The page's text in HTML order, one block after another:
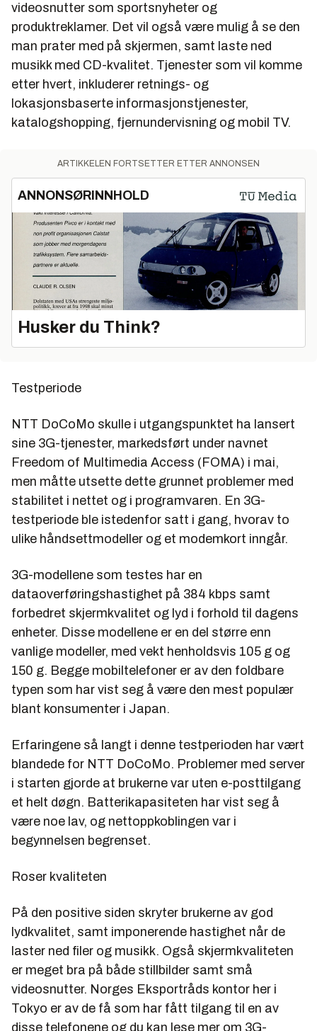
videosnutter som sportsnyheter og
produktreklamer. Det vil også være mulig å se den
man prater med på skjermen, samt laste ned
musikk med CD-kvalitet. Tjenester som vil komme
etter hvert, inkluderer retnings- og
lokasjonsbaserte informasjonstjenester,
katalogshopping, fjernundervisning og mobil TV.
ARTIKKELEN FORTSETTER ETTER ANNONSEN
ANNONSØRINNHOLD
Husker du Think?
Testperiode
NTT DoCoMo skulle i utgangspunktet ha lansert
sine 3G-tjenester, markedsført under navnet
Freedom of Multimedia Access (FOMA) i mai,
men måtte utsette dette grunnet problemer med
stabilitet i nettet og i programvaren. En 3G-
testperiode ble istedenfor satt i gang, hvorav to
ulike håndsettmodeller og et modemkort inngår.
3G-modellene som testes har en
dataoverføringshastighet på 384 kbps samt
forbedret skjermkvalitet og lyd i forhold til dagens
enheter. Disse modellene er en del større enn
vanlige modeller, med vekt henholdsvis 105 g og
150 g. Begge mobiltelefoner er av den foldbare
typen som har vist seg å være den mest populær
blant konsumenter i Japan.
Erfaringene så langt i denne testperioden har vært
blandede for NTT DoCoMo. Problemer med server
i starten gjorde at brukerne var uten e-posttilgang
et helt døgn. Batterikapasiteten har vist seg å
være noe lav, og nettoppkoblingen var i
begynnelsen begrenset.
Roser kvaliteten
På den positive siden skryter brukerne av god
lydkvalitet, samt imponerende hastighet når de
laster ned filer og musikk. Også skjermkvaliteten
er meget bra på både stillbilder samt små
videosnutter. Norges Eksportråds kontor her i
Tokyo er av de få som har fått tilgang til en av
disse telefonene og du kan lese mer om 3G-